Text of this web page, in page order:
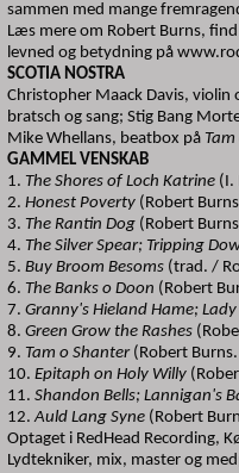
sammen med mange
Læs mere om Robert Burns,
levned og betydning på
SCOTIA NOSTRA
Christopher Maack Davis, violin
bratsch og sang; Stig Bang
Mike Whellans, beatbox på
GAMMEL VENSKAB
1. The Shores of Loch Katrine (I.
2.Honest Poverty (Robert
3. The Rantin Dog (Robert
4. The Silver Spear; Tripping
5.Buy Broom Besoms (trad. /
6. The Banks o Doon (Robert
7.Granny's Hieland Hame;
8.Green Grow the Rashes
9. Tam o Shanter (Robert
10.Epitaph on Holy Willy
11.Shandon Bells; Lannigan's
12.Auld Lang Syne (Robert
Optaget i RedHead Recording,
Lydtekniker, mix, master og